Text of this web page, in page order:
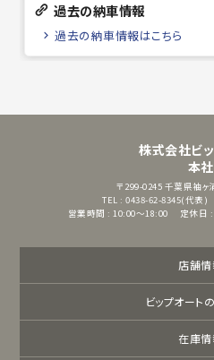
過去の納車情報
過去の納車情報はこちら
株式会社ビ
本社
〒299-0245 千葉県袖ヶ
TEL : 0438-62-8345(代表)
営業時間 : 10:00～18:00
定休日
店舗
ビップオート
在庫